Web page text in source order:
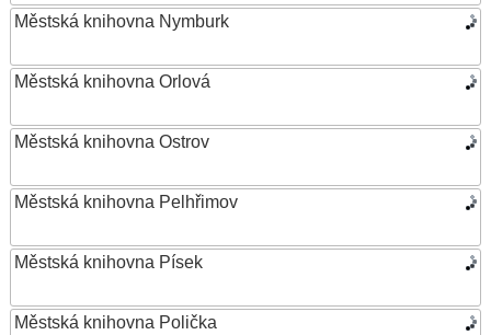
Městská knihovna Nymburk
Městská knihovna Orlová
Městská knihovna Ostrov
Městská knihovna Pelhřimov
Městská knihovna Písek
Městská knihovna Polička